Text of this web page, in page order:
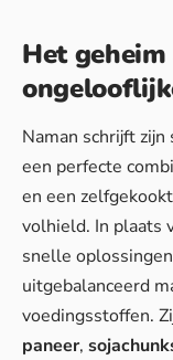
Het
Naman schrijft
een perfecte
en een
volhield. In plaats
snelle
uitgebalanceerd
voedingsstoffen.
paneer,